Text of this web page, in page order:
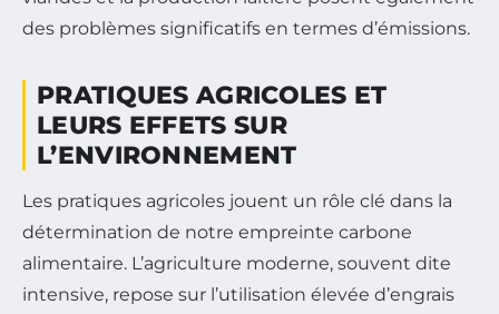
des problèmes significatifs en termes d’émissions.
PRATIQUES AGRICOLES ET
LEURS EFFETS SUR
L’ENVIRONNEMENT
Les pratiques agricoles jouent un rôle clé dans la
détermination de notre empreinte carbone
alimentaire. L’agriculture moderne, souvent dite
intensive, repose sur l’utilisation élevée d’engrais